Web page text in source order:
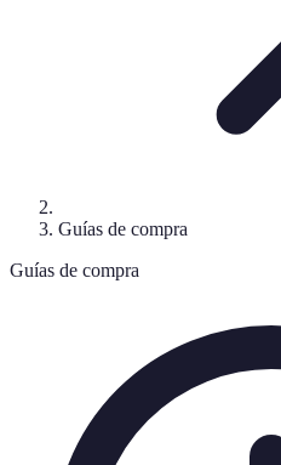
Guías de compra
Guías de compra